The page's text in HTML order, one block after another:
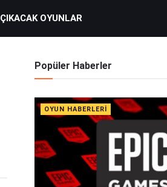
ÇIKACAK OYUNLAR
Popüler Haberler
OYUN HABERLERI